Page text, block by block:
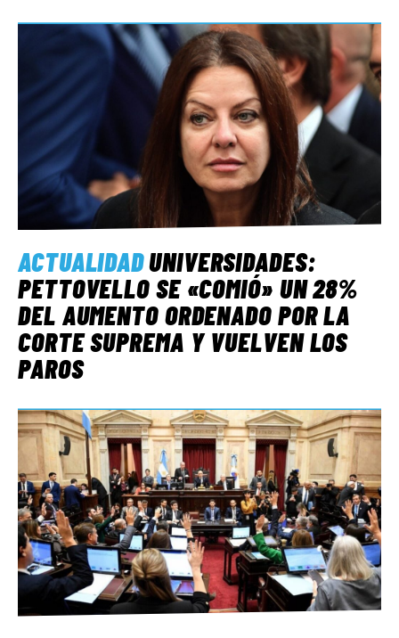
ACTUALIDADUNIVERSIDADES:
PETTOVELLO SE «COMIÓ» UN 28%
DEL AUMENTO ORDENADO POR LA
CORTE SUPREMA Y VUELVEN LOS
PAROS